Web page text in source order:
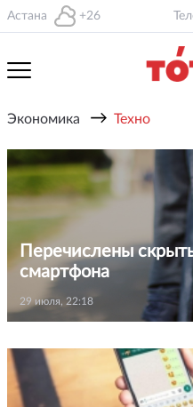
Астана +26
Экономика → Техно
Перечислены
смартфона
29 июля, 22:18